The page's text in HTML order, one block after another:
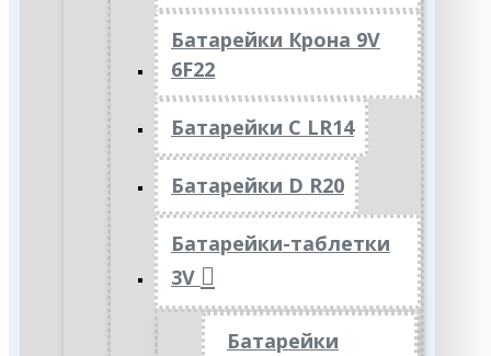
Батарейки Крона 9V
6F22
Батарейки C LR14
Батарейки D R20
Батарейки-таблетки
3V
Батарейки